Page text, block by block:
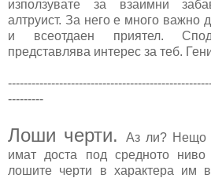
използувате за взаимни
алтруист. За него е много важно
и всеотдаен приятел.
представлява интерес за теб.
---------
Лоши черти.
Аз ли? Нещо
имат доста под средното
лошите черти в характера им